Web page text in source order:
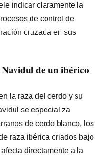
indicar claramente la
de control de
cruzada en sus
de un ibérico
la raza del cerdo y su
se especializa
de cerdo blanco, los
raza ibérica criados bajo
directamente a la